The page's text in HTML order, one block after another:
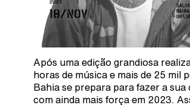
Após uma edição grandiosa
horas de música e mais de 25 mil
Bahia se prepara para fazer a
com ainda mais força em 2023.